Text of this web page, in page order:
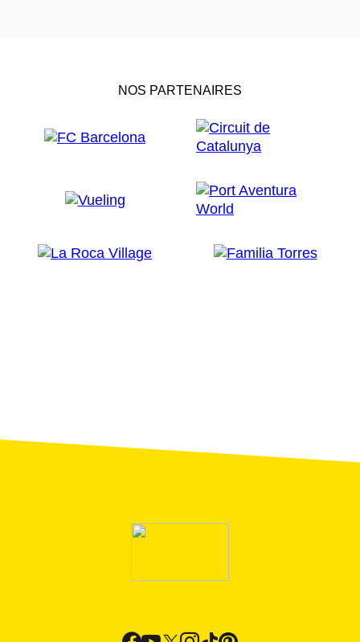
NOS PARTENAIRES